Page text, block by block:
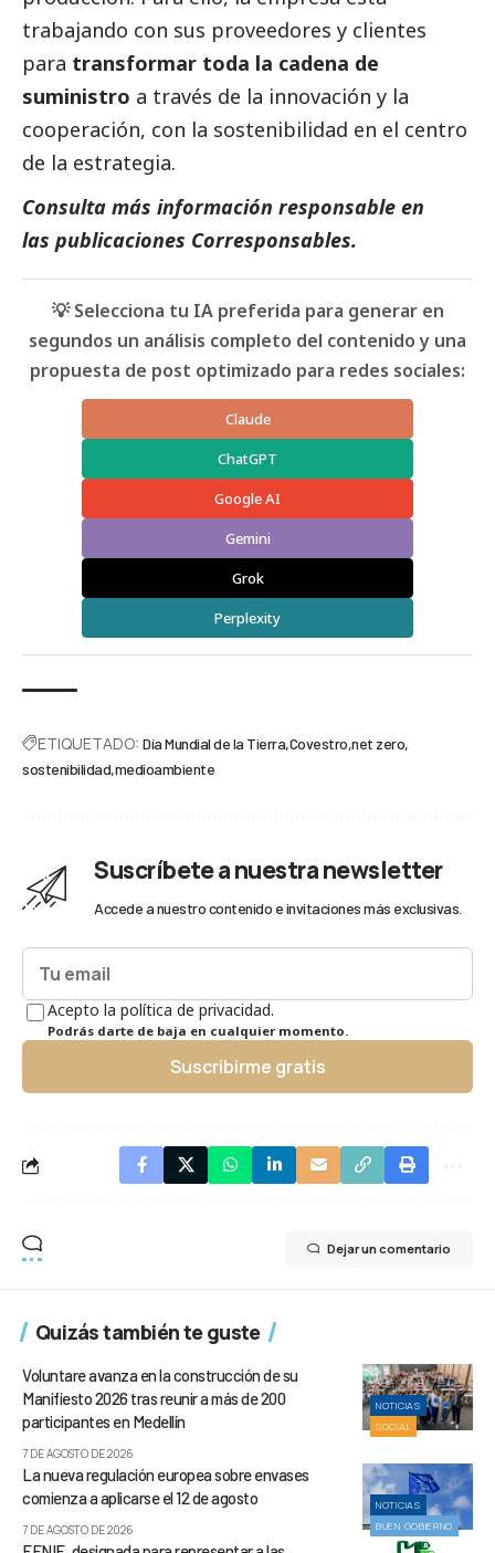
trabajando con sus proveedores y clientes
para transformar toda la cadena de
suministro a través de la innovación y la
cooperación, con la sostenibilidad en el centro
de la estrategia.
Consulta más información responsable en
las publicaciones Corresponsables.
💡 Selecciona tu IA preferida para generar en
segundos un análisis completo del contenido y una
propuesta de post optimizado para redes sociales:
Claude
ChatGPT
Google AI
Gemini
Grok
Perplexity
ETIQUETADO: Día Mundial de la Tierra Covestro net zero
sostenibilidad medioambiente
Suscríbete a nuestra newsletter
Accede a nuestro contenido e invitaciones más exclusivas.
Acepto la política de privacidad.
Podrás darte de baja en cualquier momento.
Suscribirme gratis
Dejar un comentario
Quizás también te guste
NOTICIAS
SOCIAL
Voluntare avanza en la construcción de su
Manifiesto 2026 tras reunir a más de 200
participantes en Medellín
7 DE AGOSTO DE 2026
NOTICIAS
BUEN GOBIERNO
La nueva regulación europea sobre envases
comienza a aplicarse el 12 de agosto
7 DE AGOSTO DE 2026